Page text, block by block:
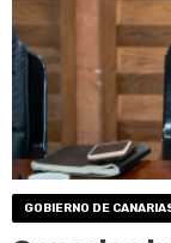
GOBIERNO DE